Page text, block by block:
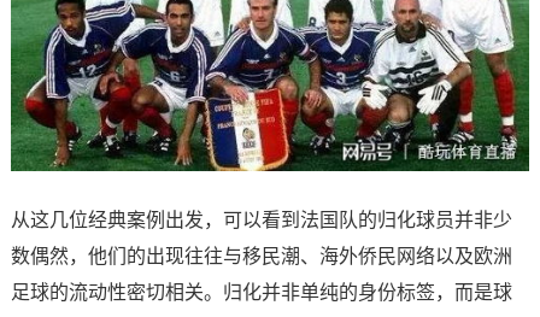
从这几位经典案例出发，可以看到法国队的归化球员并非少
数偶然，他们的出现往往与移民潮、海外侨民网络以及欧洲
足球的流动性密切相关。归化并非单纯的身份标签，而是球